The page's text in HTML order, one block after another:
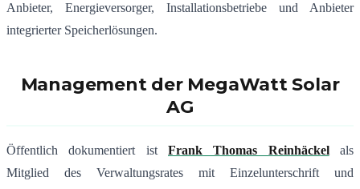
Anbieter, Energieversorger, Installationsbetriebe und Anbieter
integrierter Speicherlösungen.
Management der MegaWatt Solar
AG
Öffentlich dokumentiert ist Frank Thomas Reinhäckelals
Mitglied des Verwaltungsrates mit Einzelunterschrift und